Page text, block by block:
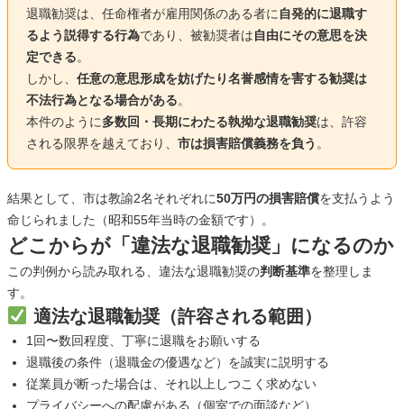
退職勧奨は、任命権者が雇用関係のある者に 自発的に退職す
るよう説得する行為であり、被勧奨者は自由にその意思を決
定できる。
しかし、 任意の意思形成を妨げたり名誉感情を害する勧奨は
不法行為となる場合がある。
本件のように多数回・長期にわたる執拗な退職勧奨は、許容
される限界を越えており、 市は損害賠償義務を負う 。
結果として、市は教諭2名それぞれに50万円の損害賠償を支払うよう
命じられました（昭和55年当時の金額です）。
どこからが「違法な退職勧奨」になるのか
この判例から読み取れる、違法な退職勧奨の判断基準を整理しま
す。
適法な退職勧奨（許容される範囲）
1回〜数回程度、丁寧に退職をお願いする
退職後の条件（退職金の優遇など）を誠実に説明する
従業員が断った場合は、それ以上しつこく求めない
プライバシーへの配慮がある（個室での面談など）